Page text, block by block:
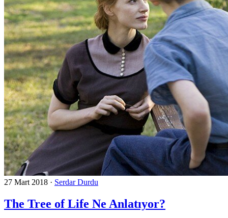
27 Mart 2018 · Serdar Durdu
The Tree of Life Ne Anlatıyor?